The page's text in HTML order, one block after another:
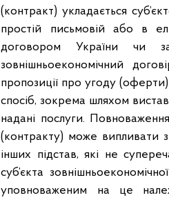
(контракт) укладається
простій письмовій або в
договором України чи
зовнішньоекономічний
пропозиції про угоду
спосіб, зокрема шляхом
надані послуги.
(контракту) може випливати
інших підстав, які не
суб’єкта
уповноваженим на це